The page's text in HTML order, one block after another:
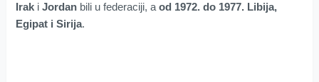
Iraki Jordanbili u federaciji, aod 1972. do 1977. Libija,
Egipat i Sirija.